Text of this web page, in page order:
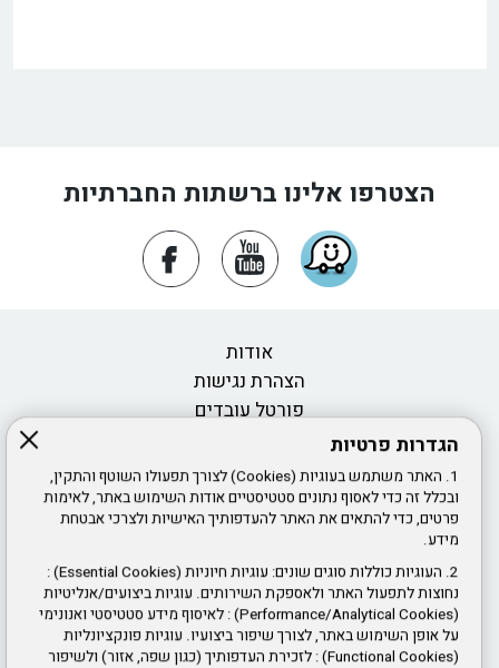
הגדרות פרטיות
1. האתר משתמש בעוגיות (Cookies) לצורך תפעולו השוטף והתקין,
ובכלל זה כדי לאסוף נתונים סטטיסטיים אודות השימוש באתר, לאימות
פרטים, כדי להתאים את האתר להעדפותיך האישיות ולצרכי אבטחת
מידע.
2. העוגיות כוללות סוגים שונים: עוגיות חיוניות (Essential Cookies) :
נחוצות לתפעול האתר ולאספקת השירותים. עוגיות ביצועים/אנליטיות
(Performance/Analytical Cookies) : לאיסוף מידע סטטיסטי ואנונימי
על אופן השימוש באתר, לצורך שיפור ביצועיו. עוגיות פונקציונליות
(Functional Cookies) : לזכירת העדפותיך (כגון שפה, אזור) ולשיפור
ביצוע פעולות בערוצים מקוונים ללא המתנה וביעילות
הינכם מוזמנים לקבל שרות ולבצע פעולות בנושא דוחות ותוי
חניה בערוצים מקוונים ללא המתנה, בקלות, וביעילות .
היוקרתי "ערים מקדמות בטיחות בדרכים" לשנת
אכיפה מלאה בנושא לוחית זיהוי לכלים חשמליים
במסגרת האכיפה המוגברת, יפעלו פקחי החברה
לביטחון בכל רחבי העיר לאיתור ותיעוד העבירות.
הקנסות יוטלו בהתאם לתקנות העירוניות ולהוראות
החוק. בשלב הראשון יעמוד הקנס על 100 ₪, בהמשך יעלה
2026).
ממשיכים להיות ערוכים לכל תרחיש
עיריית ראשון לציון השלימה מספר תרגילי חירום
המדמים רעידת אדמה וקריסת מבנים
הצטרפו אלינו ברשתות החברתיות
אודות
הצהרת נגישות
פורטל עובדים
דרושים ומכרזי כוח אדם
חוק חופש המידע
אמנת שירות
צור קשר
חוקי עזר
תנאי שימוש באתר ופרטיות